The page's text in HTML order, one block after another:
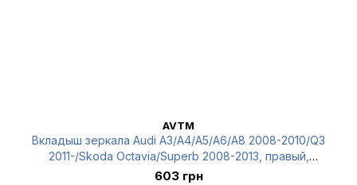
AVTM
Вкладыш зеркала Audi A3/A4/A5/A6/A8 2008-2010/Q3
2011-/Skoda Octavia/Superb 2008-2013, правый,
асферический, AVTM, 4F0857536AE, 186432795
603 грн